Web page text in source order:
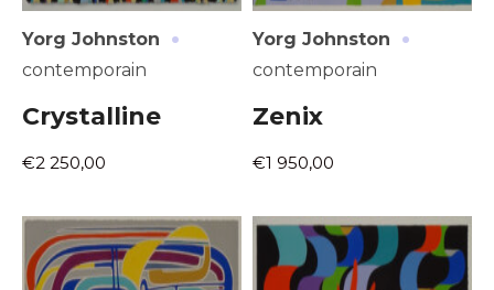
Yorg Johnston ·
contemporain
Crystalline
€2 250,00
Yorg Johnston ·
contemporain
Zenix
€1 950,00